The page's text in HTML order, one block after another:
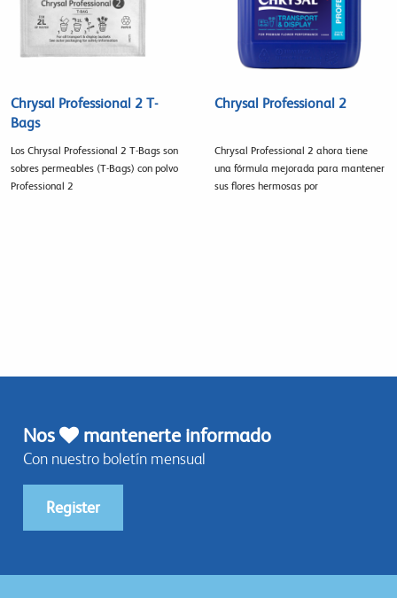
Chrysal Professional 2 T-
Bags
Los Chrysal Professional 2 T-Bags son
sobres permeables (T-Bags) con polvo
Professional 2
Chrysal Professional 2
Chrysal Professional 2 ahora tiene
una fórmula mejorada para mantener
sus flores hermosas por
Nos mantenerte informado
Con nuestro boletín mensual
Register